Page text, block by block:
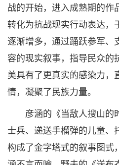
战的开始，进入成熟期的作
转化为抗战现实行动表达，
逐渐增多，通过踊跃参军、
容的现实叙事，指导民众的
美具有了更真实的感染力，
情，凝聚了民族力量。
彦涵的《当敌人搜山的
士兵、递送手榴弹的儿童、
构成了金字塔式的叙事图式